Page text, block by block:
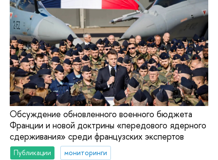
Обсуждение обновленного военного бюджета
Франции и новой доктрины «передового ядерного
сдерживания» среди французских экспертов
Публикации
мониторинги